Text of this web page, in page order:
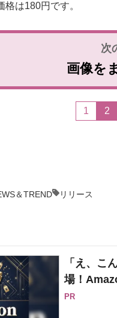
は180円です。
画像を
1 2
＆TREND リリース
「え、こ
場！
PR